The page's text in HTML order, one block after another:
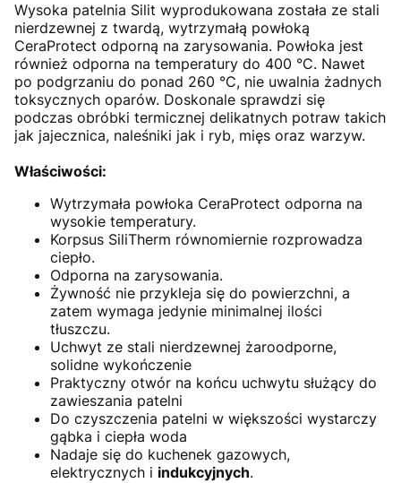
Wysoka patelnia Silit wyprodukowana została ze stali
nierdzewnej z twardą, wytrzymałą powłoką
CeraProtect odporną na zarysowania. Powłoka jest
również odporna na temperatury do 400 °C. Nawet
po podgrzaniu do ponad 260 °C, nie uwalnia żadnych
toksycznych oparów. Doskonale sprawdzi się
podczas obróbki termicznej delikatnych potraw takich
jak jajecznica, naleśniki jak i ryb, mięs oraz warzyw.
Właściwości:
Wytrzymała powłoka CeraProtect odporna na
wysokie temperatury.
Korpsus SiliTherm równomiernie rozprowadza
ciepło.
Odporna na zarysowania.
Żywność nie przykleja się do powierzchni, a
zatem wymaga jedynie minimalnej ilości
tłuszczu.
Uchwyt ze stali nierdzewnej żaroodporne,
solidne wykończenie
Praktyczny otwór na końcu uchwytu służący do
zawieszania patelni
Do czyszczenia patelni w większości wystarczy
gąbka i ciepła woda
Nadaje się do kuchenek gazowych,
elektrycznych i indukcyjnych.